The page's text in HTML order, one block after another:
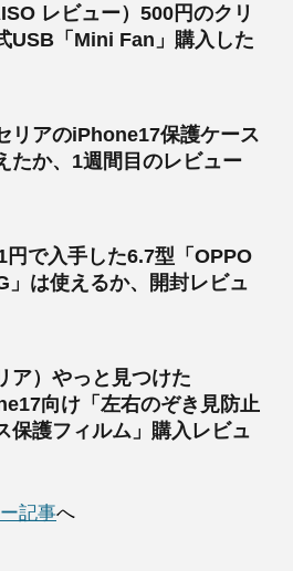
レビュー）500円のクリ
USB「Mini Fan」購入した
リアのiPhone17保護ケース
たか、1週間目のレビュー
円で入手した6.7型「OPPO
」は使えるか、開封レビュ
ア）やっと見つけた
向け「左右のぞき見防止
保護フィルム」購入レビュ
記事へ